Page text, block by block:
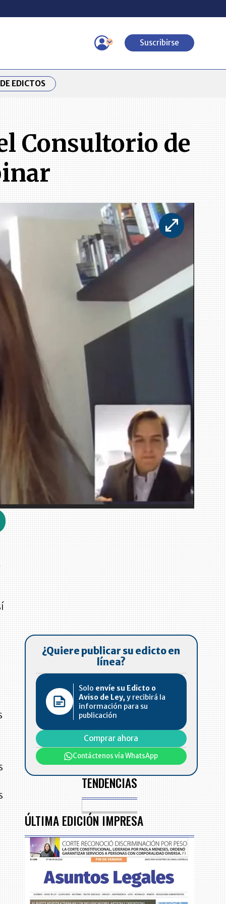
Suscribirse
EDICTOS
Consultorio de
¿Quiere publicar su edicto en
línea?
Solo envíe su Edicto o
Aviso de Ley, y recibirá la
información para su
publicación
Comprar ahora
Contáctenos vía WhatsApp
TENDENCIAS
ÚLTIMA EDICIÓN IMPRESA